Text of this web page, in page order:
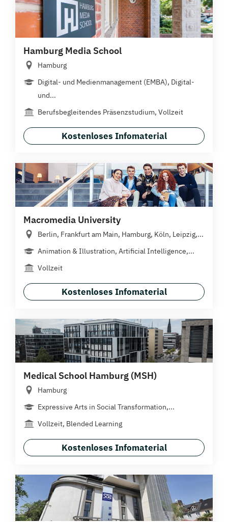
Hamburg Media School
Hamburg
Digital- und Medienmanagement (EMBA), Digital-
und...
Berufsbegleitendes Präsenzstudium, Vollzeit
Kostenloses Infomaterial
Macromedia University
Berlin, Frankfurt am Main, Hamburg, Köln, Leipzig,...
Animation & Illustration, Artificial Intelligence,...
Vollzeit
Kostenloses Infomaterial
Medical School Hamburg (MSH)
Hamburg
Expressive Arts in Social Transformation,...
Vollzeit, Blended Learning
Kostenloses Infomaterial